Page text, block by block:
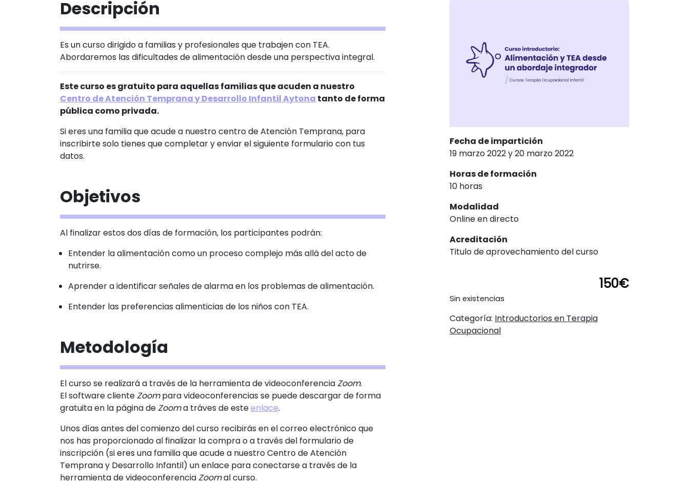
Descripción
Es un curso dirigido a familias y profesionales que trabajen con TEA.
Abordaremos las dificultades de alimentación desde una perspectiva integral.
Este curso es gratuito para aquellas familias que acuden a nuestro
Centro de Atención Temprana y Desarrollo Infantil Aytona tanto de forma
pública como privada.
Si eres una familia que acude a nuestro centro de Atención Temprana, para
inscribirte solo tienes que completar y enviar el siguiente formulario con tus
datos.
Objetivos
Al finalizar estos dos días de formación, los participantes podrán:
Entender la alimentación como un proceso complejo más allá del acto de
nutrirse.
Aprender a identificar señales de alarma en los problemas de alimentación.
Entender las preferencias alimenticias de los niños con TEA.
Metodología
El curso se realizará a través de la herramienta de videoconferenciaZoom.
El software clienteZoompara videoconferencias se puede descargar de forma
gratuita en la página deZooma tráves de esteenlace.
Unos días antes del comienzo del curso recibirás en el correo electrónico que
nos has proporcionado al finalizar la compra o a través del formulario de
inscripción (si eres una familia que acude a nuestro Centro de Atención
Temprana y Desarrollo Infantil) un enlace para conectarse a través de la
herramienta de videoconferenciaZoomal curso.
Fecha de impartición
19 marzo 2022y20 marzo 2022
Horas de formación
10 horas
Modalidad
Online en directo
Acreditación
Titulo de aprovechamiento del curso
150€
Sin existencias
Categoría: Introductorios en Terapia
Ocupacional